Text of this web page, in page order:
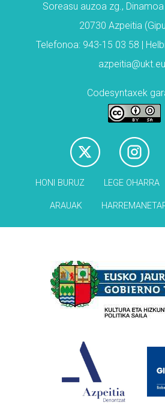
Soreasu auzoa zg.,
20730 Azpeitia
Telefonoa: 943-15 03 58 |
Codesyntaxek
HONI BURUZ LEGE OHARRA
ARAUAK